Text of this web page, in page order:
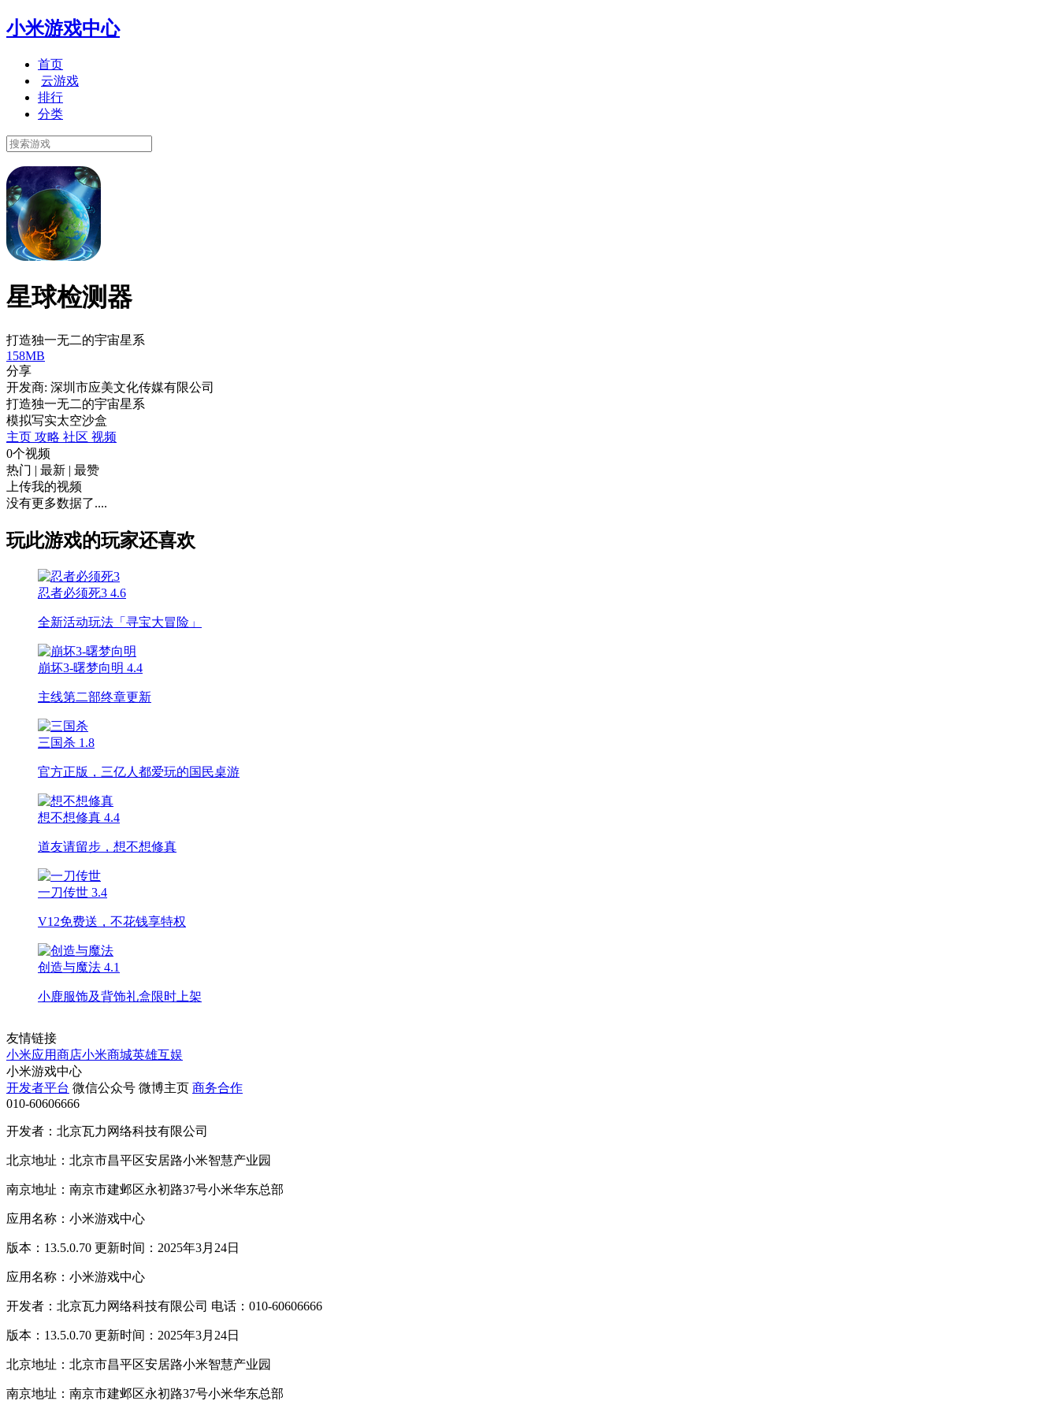
小米游戏中心
首页
云游戏
排行
分类
星球检测器
打造独一无二的宇宙星系
158MB
分享
开发商: 深圳市应美文化传媒有限公司
打造独一无二的宇宙星系
模拟写实太空沙盒
主页 攻略 社区 视频
0个视频
热门 | 最新 | 最赞
上传我的视频
没有更多数据了....
玩此游戏的玩家还喜欢
忍者必须死3 4.6
全新活动玩法「寻宝大冒险」
崩坏3-曙梦向明 4.4
主线第二部终章更新
三国杀 1.8
官方正版，三亿人都爱玩的国民桌游
想不想修真 4.4
道友请留步，想不想修真
一刀传世 3.4
V12免费送，不花钱享特权
创造与魔法 4.1
小鹿服饰及背饰礼盒限时上架
友情链接
小米应用商店小米商城英雄互娱
小米游戏中心
开发者平台 微信公众号 微博主页 商务合作
010-60606666
开发者：北京瓦力网络科技有限公司
北京地址：北京市昌平区安居路小米智慧产业园
南京地址：南京市建邺区永初路37号小米华东总部
应用名称：小米游戏中心
版本：13.5.0.70 更新时间：2025年3月24日
应用名称：小米游戏中心
开发者：北京瓦力网络科技有限公司 电话：010-60606666
版本：13.5.0.70 更新时间：2025年3月24日
北京地址：北京市昌平区安居路小米智慧产业园
南京地址：南京市建邺区永初路37号小米华东总部